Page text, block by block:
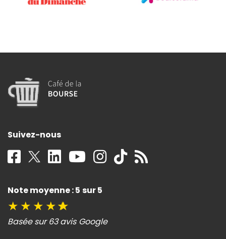
Suivez-nous
Note moyenne : 5 sur 5
★ ★ ★ ★★
Basée sur 63 avis Google